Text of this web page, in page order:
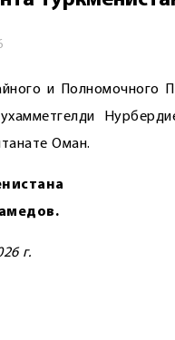
и Полномочного
Оман.
г.